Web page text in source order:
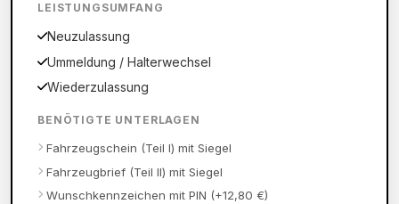
LEISTUNGSUMFANG
Neuzulassung
Ummeldung / Halterwechsel
Wiederzulassung
BENÖTIGTE UNTERLAGEN
Fahrzeugschein (Teil I) mit Siegel
Fahrzeugbrief (Teil II) mit Siegel
Wunschkennzeichen mit PIN (+12,80 €)